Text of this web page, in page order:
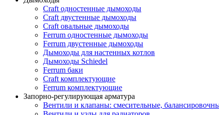
Craft одностенные дымоходы
Craft двустенные дымоходы
Craft овальные дымоходы
Ferrum одностенные дымоходы
Ferrum двустенные дымоходы
Дымоходы для настенных котлов
Дымоходы Schiedel
Ferrum баки
Craft комплектующие
Ferrum комплектующие
Запорно-регулирующая арматура
Вентили и клапаны: смесительные,